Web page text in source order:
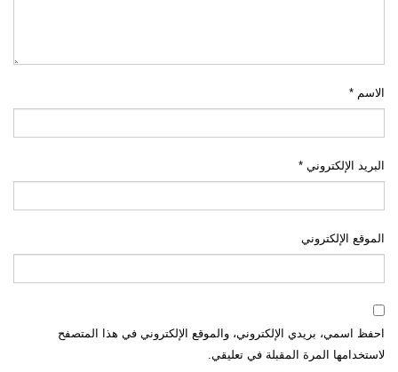
الاسم *
البريد الإلكتروني *
الموقع الإلكتروني
احفظ اسمي، بريدي الإلكتروني، والموقع الإلكتروني في هذا المتصفح
لاستخدامها المرة المقبلة في تعليقي.